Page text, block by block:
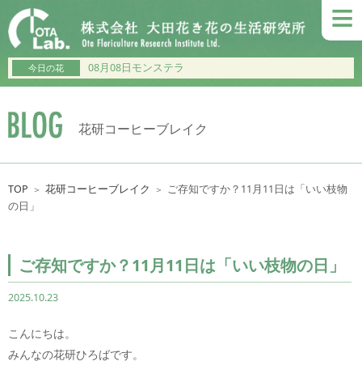
≡
今日の花 08月08日モンステラ
花研コーヒーブレイク
TOP ＞ 花研コーヒーブレイク ＞ ご存知ですか？11月11日は「いい枝物
の日」
ご存知ですか？11月11日は「いい枝物の日」
2025.10.23
こんにちは。
みんなの花研ひろばです。